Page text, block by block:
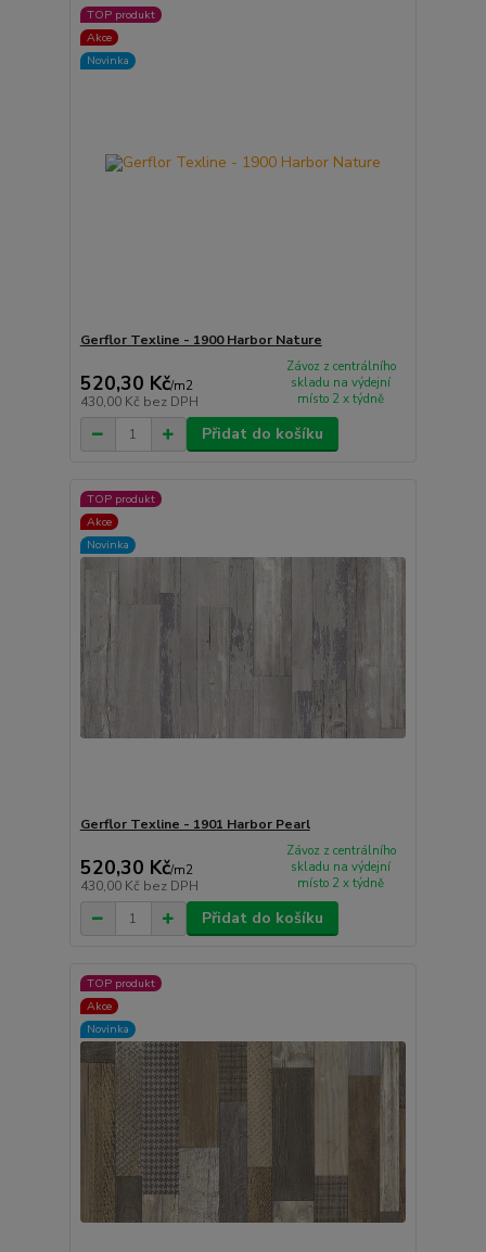
TOP produkt
Akce
Novinka
Gerflor Texline - 1900 Harbor Nature
520,30 Kč/m2
430,00 Kč bez DPH
Závoz z centrálního
skladu na výdejní
místo 2 x týdně
Přidat do košíku
TOP produkt
Akce
Novinka
Gerflor Texline - 1901 Harbor Pearl
520,30 Kč/m2
430,00 Kč bez DPH
Závoz z centrálního
skladu na výdejní
místo 2 x týdně
Přidat do košíku
TOP produkt
Akce
Novinka